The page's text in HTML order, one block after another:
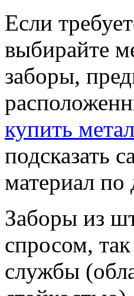
Если
выбирайте
заборы,
купить
подсказать
материал по
Заборы из
спросом,
службы